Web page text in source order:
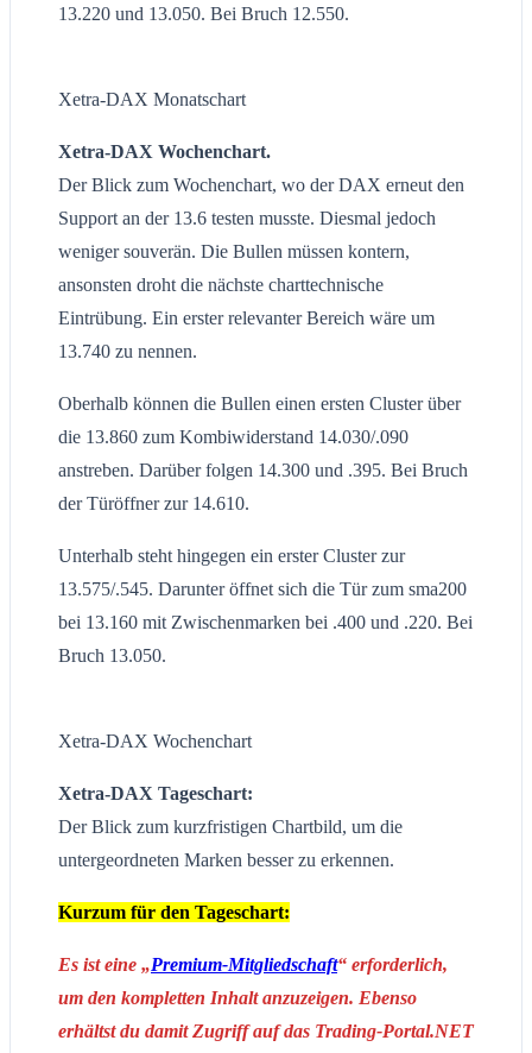
13.220 und 13.050. Bei Bruch 12.550.
Xetra-DAX Monatschart
Xetra-DAX Wochenchart.
Der Blick zum Wochenchart, wo der DAX erneut den
Support an der 13.6 testen musste. Diesmal jedoch
weniger souverän. Die Bullen müssen kontern,
ansonsten droht die nächste charttechnische
Eintrübung. Ein erster relevanter Bereich wäre um
13.740 zu nennen.
Oberhalb können die Bullen einen ersten Cluster über
die 13.860 zum Kombiwiderstand 14.030/.090
anstreben. Darüber folgen 14.300 und .395. Bei Bruch
der Türöffner zur 14.610.
Unterhalb steht hingegen ein erster Cluster zur
13.575/.545. Darunter öffnet sich die Tür zum sma200
bei 13.160 mit Zwischenmarken bei .400 und .220. Bei
Bruch 13.050.
Xetra-DAX Wochenchart
Xetra-DAX Tageschart:
Der Blick zum kurzfristigen Chartbild, um die
untergeordneten Marken besser zu erkennen.
Kurzum für den Tageschart:
Es ist eine „Premium-Mitgliedschaft“ erforderlich,
um den kompletten Inhalt anzuzeigen. Ebenso
erhältst du damit Zugriff auf das Trading-Portal.NET